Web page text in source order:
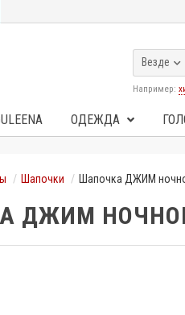
Везде
Например:
ОДЕЖДА
Шапочки Шапочка ДЖИМ
ДЖИМ